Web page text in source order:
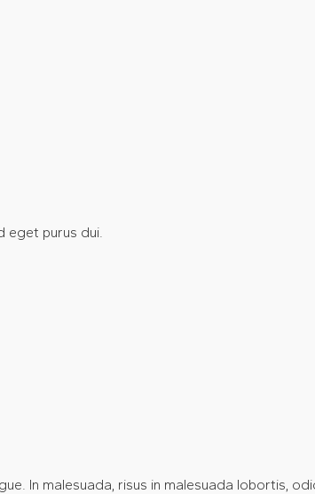
eget purus dui.
In malesuada, risus in malesuada lobortis,